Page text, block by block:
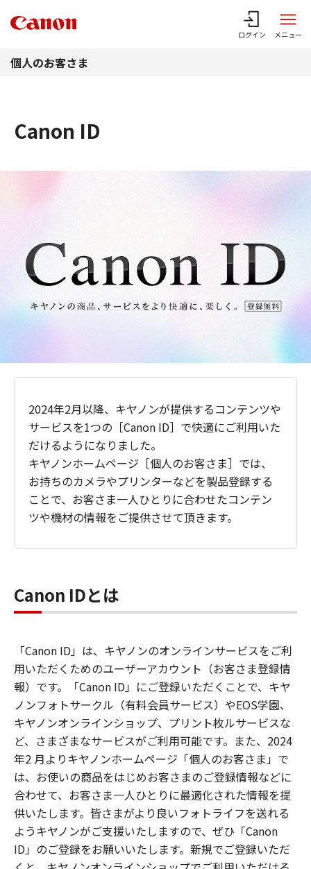
ログイン メニュー
個人のお客さま
Canon ID
2024年2月以降、キヤノンが提供するコンテンツや
サービスを1つの［Canon ID］で快適にご利用いた
だけるようになりました。
キヤノンホームページ［個人のお客さま］では、
お持ちのカメラやプリンターなどを製品登録する
ことで、お客さま一人ひとりに合わせたコンテン
ツや機材の情報をご提供させて頂きます。
Canon IDとは
「Canon ID」は、キヤノンのオンラインサービスをご利
用いただくためのユーザーアカウント（お客さま登録情
報）です。「Canon ID」にご登録いただくことで、キヤ
ノンフォトサークル（有料会員サービス）やEOS学園、
キヤノンオンラインショップ、プリント枚ルサービスな
ど、さまざまなサービスがご利用可能です。また、2024
年2 月よりキヤノンホームページ「個人のお客さま」で
は、お使いの商品をはじめお客さまのご登録情報などに
合わせて、お客さま一人ひとりに最適化された情報を提
供いたします。皆さまがより良いフォトライフを送れる
ようキヤノンがご支援いたしますので、ぜひ「Canon
ID」のご登録をお願いいたします。新規でご登録いただ